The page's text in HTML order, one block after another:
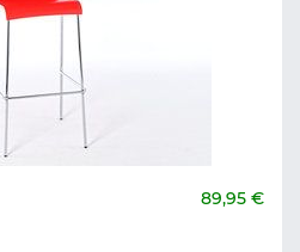
89,95 €